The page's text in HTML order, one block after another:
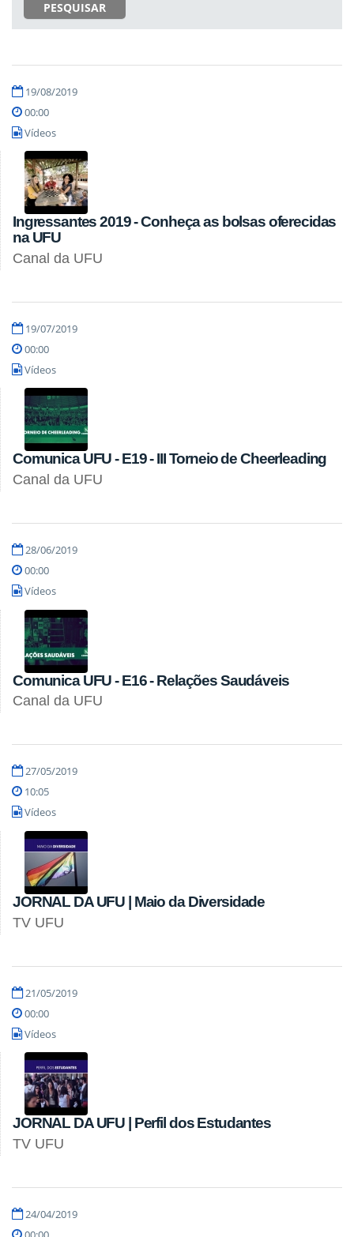
PESQUISAR
19/08/2019
00:00
Vídeos
Ingressantes 2019 - Conheça as bolsas oferecidas
na UFU
Canal da UFU
19/07/2019
00:00
Vídeos
Comunica UFU - E19 - III Torneio de Cheerleading
Canal da UFU
28/06/2019
00:00
Vídeos
Comunica UFU - E16 - Relações Saudáveis
Canal da UFU
27/05/2019
10:05
Vídeos
JORNAL DA UFU | Maio da Diversidade
TV UFU
21/05/2019
00:00
Vídeos
JORNAL DA UFU | Perfil dos Estudantes
TV UFU
24/04/2019